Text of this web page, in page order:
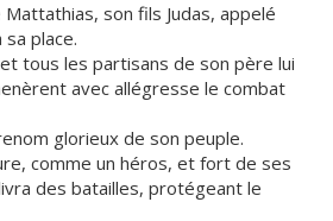
son fils Judas, appelé
sa place.
tous les partisans de son père lui
avec allégresse le combat
glorieux de son peuple.
comme un héros, et fort de ses
des batailles, protégeant le